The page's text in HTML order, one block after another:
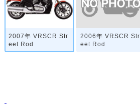
2007年 VRSCR Str
eet Rod
2006年 VRSCR Str
eet Rod